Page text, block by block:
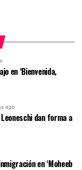
en ‘Bienvenida,
ago
dan forma a
en ‘Moheeb